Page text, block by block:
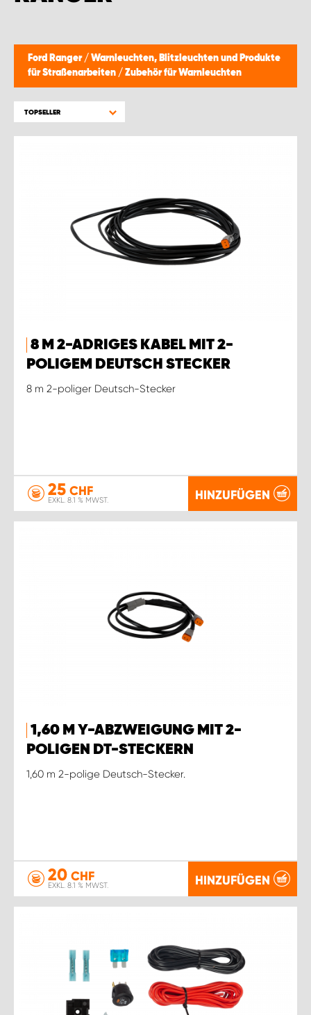
Ford Ranger / Warnleuchten, Blitzleuchten und Produkte
für Straßenarbeiten / Zubehör für Warnleuchten
TOPSELLER
8 M 2-ADRIGES KABEL MIT 2-
POLIGEM DEUTSCH STECKER
8 m 2-poliger Deutsch-Stecker
25 CHF
EXKL. 8.1 % MWST. HINZUFÜGEN
1,60 M Y-ABZWEIGUNG MIT 2-
POLIGEN DT-STECKERN
1,60 m 2-polige Deutsch-Stecker.
20 CHF
EXKL. 8.1 % MWST. HINZUFÜGEN